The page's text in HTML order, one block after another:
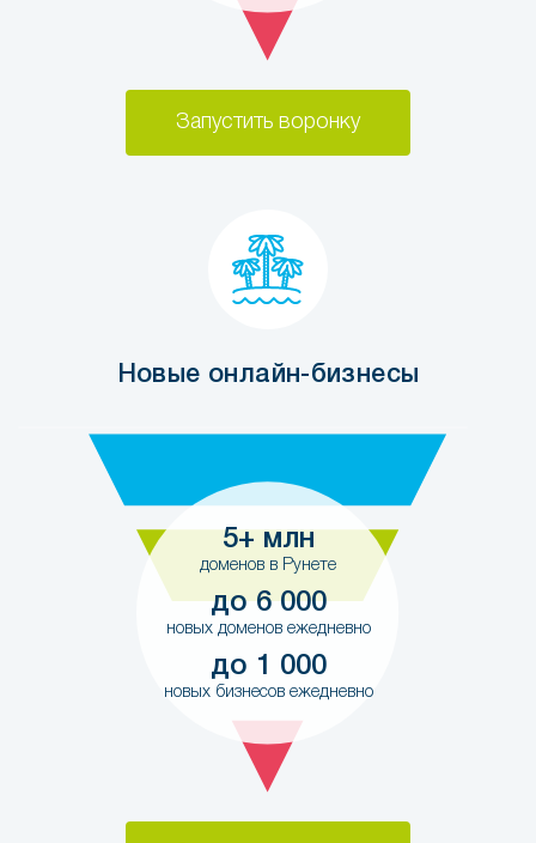
Запустить воронку
Новые онлайн-бизнесы
5+ млн
доменов в Рунете
до 6 000
новых доменов ежедневно
до 1 000
новых бизнесов ежедневно